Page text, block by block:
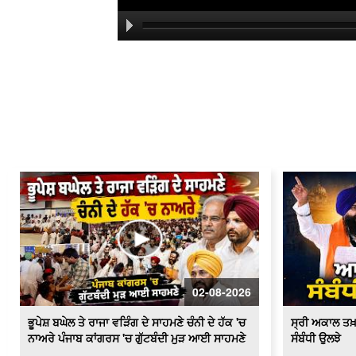
02-08-2026
ਭੂਪੇਸ਼ ਬਘੇਲ ਤੇ ਰਾਜਾ ਵੜਿੰਗ ਦੇ ਸਾਹਮਣੇ ਚੰਨੀ ਦੇ ਹੱਕ 'ਚ
ਨਾਅਰੇ ਪੰਜਾਬ ਕਾਂਗਰਸ 'ਚ ਗੁੱਟਬੰਦੀ ਮੁੜ ਆਈ ਸਾਹਮਣੇ
ਸ੍ਰੀ ਅਕਾਲ
ਸੰਬੰਧੀ ਉਲਝੇ